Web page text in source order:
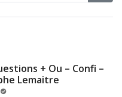
+ Ou – Confi –
Lemaitre